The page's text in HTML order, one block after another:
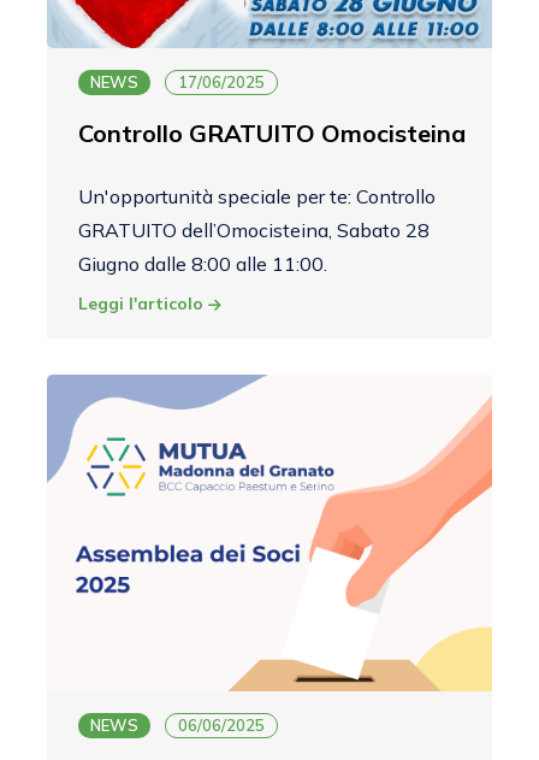
NEWS 17/06/2025
Controllo GRATUITO Omocisteina
Un'opportunità speciale per te: Controllo
GRATUITO dell’Omocisteina, Sabato 28
Giugno dalle 8:00 alle 11:00.
Leggi l'articolo
NEWS 06/06/2025